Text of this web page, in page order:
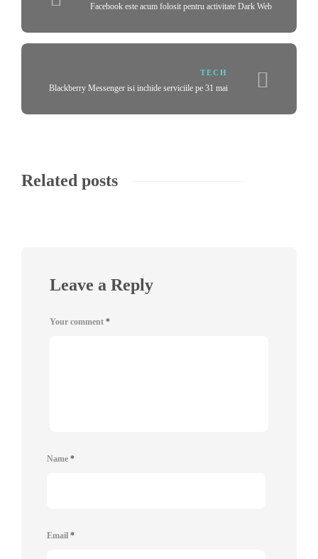
Facebook este acum folosit pentru activitate Dark Web
TECH
Blackberry Messenger isi inchide serviciile pe 31 mai
Related posts
Leave a Reply
Your comment *
Name *
Email *